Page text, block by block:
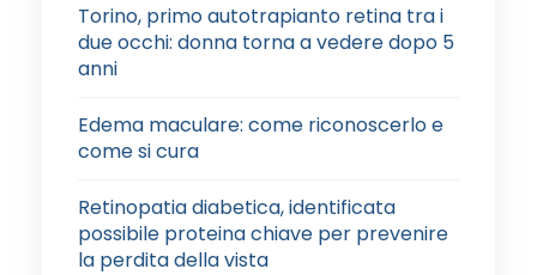
Torino, primo autotrapianto retina tra i
due occhi: donna torna a vedere dopo 5
anni
Edema maculare: come riconoscerlo e
come si cura
Retinopatia diabetica, identificata
possibile proteina chiave per prevenire
la perdita della vista